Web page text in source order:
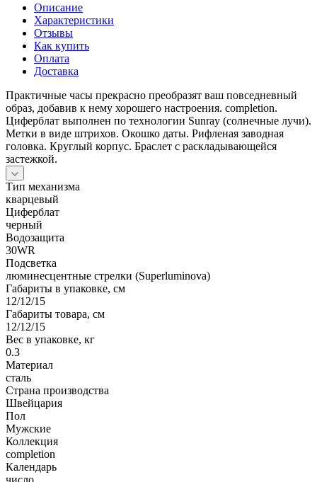
Описание
Характеристики
Отзывы
Как купить
Оплата
Доставка
Практичные часы прекрасно преобразят ваш повседневный
образ, добавив к нему хорошего настроения. completion.
Циферблат выполнен по технологии Sunray (солнечные лучи).
Метки в виде штрихов. Окошко даты. Рифленая заводная
головка. Круглый корпус. Браслет с раскладывающейся
застежкой.
Тип механизма
кварцевый
Циферблат
черный
Водозащита
30WR
Подсветка
люминесцентные стрелки (Superluminova)
Габариты в упаковке, см
12/12/15
Габариты товара, см
12/12/15
Вес в упаковке, кг
0.3
Материал
сталь
Страна производства
Швейцария
Пол
Мужские
Коллекция
completion
Календарь
число